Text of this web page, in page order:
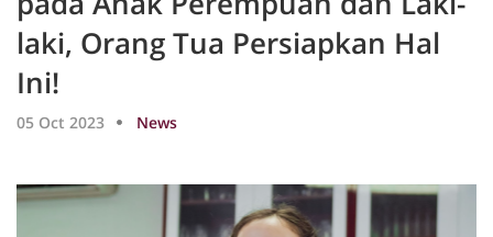
laki, Orang Tua Persiapkan Hal
Ini!
05 Oct 2023 News